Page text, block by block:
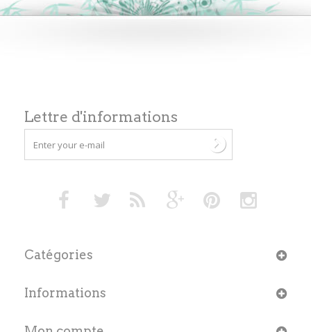
Lettre d'informations
Catégories
Informations